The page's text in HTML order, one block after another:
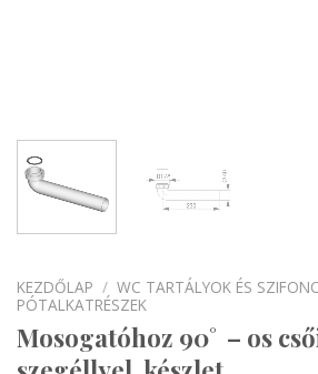
KEZDŐLAP / WC TARTÁLYOK ÉS
PÓTALKATRÉSZEK
Mosogatóhoz 90˚ – os